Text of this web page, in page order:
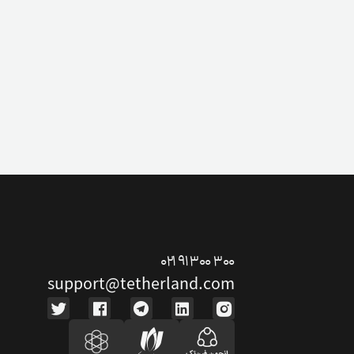
۰۲۱ ۹۱ ۳۰۰ ۳۰۰
support@tetherland.com